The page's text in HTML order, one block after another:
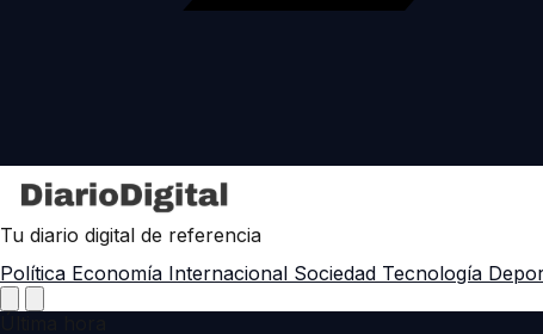
Tu diario digital de referencia
Política Economía Internacional Sociedad Tecnología